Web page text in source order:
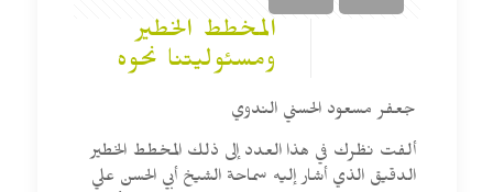
المخطط الخطير
ومسئوليتنا نحوه
جعفر مسعود الحسني الندوي
ألفت نظرك في هذا العدد إلى ذلك المخطط الخطير
الدقيق الذي أشار إليه سماحة الشيخ أبي الحسن علي